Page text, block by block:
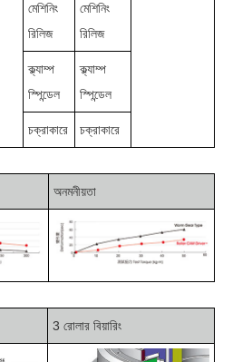
মেশিনিং
রিলিজ
মেশিনিং
রিলিজ
ক্ল্যাম্প
স্পিন্ডেল
ক্ল্যাম্প
স্পিন্ডেল
চক্রাকারে চক্রাকারে
অনমনীয়তা
3 রোলার বিয়ারিং